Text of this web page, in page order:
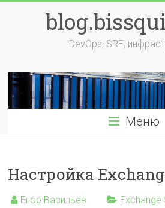
содержимому
DevOps, SRE,
Меню
Настройка
Егор Васильев Exchange